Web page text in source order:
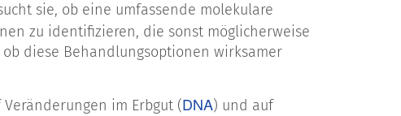
sie, ob eine umfassende molekulare
zu identifizieren, die sonst möglicherweise
diese Behandlungsoptionen wirksamer
im Erbgut (DNA) und auf